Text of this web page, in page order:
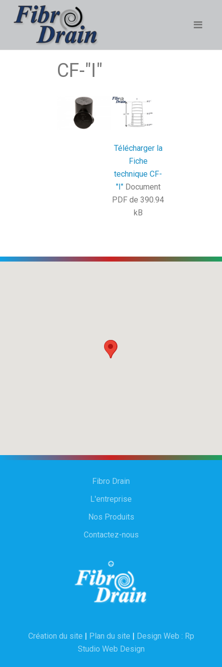
CF-"I"
Télécharger la
Fiche
technique CF-
"I"Document
PDF de 390.94
kB
Fibro Drain
L'entreprise
Nos Produits
Contactez-nous
Création du site | Plan du site | Design Web : Rp
Studio Web Design